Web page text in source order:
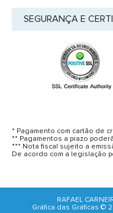
SEGURANÇA E
* Pagamento com cartão de
** Pagamentos a prazo
*** Nota fiscal sujeito a
De acordo com a legislação
RAFAEL
Gráfica das Gráficas ©